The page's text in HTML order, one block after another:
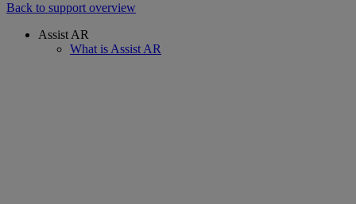
Back to support overview
Assist AR
What is Assist AR